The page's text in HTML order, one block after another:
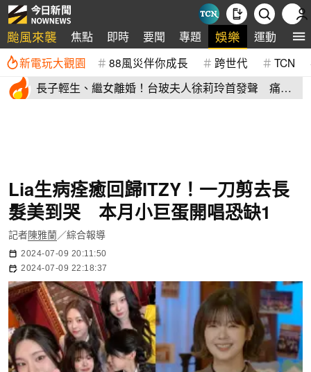
颱風來襲 焦點 即時 要聞 專題 娛樂 運動 全
新電玩大觀園 88風災伴你成長 跨世代 TCN
長子輕生、繼女離婚！台玻夫人徐莉玲首發聲 痛揭
Lia生病痊癒回歸ITZY！一刀剪去長
髮美到哭 本月小巨蛋開唱恐缺1
記者陳雅蘭／綜合報導
2024-07-09 20:11:50
2024-07-09 22:18:37